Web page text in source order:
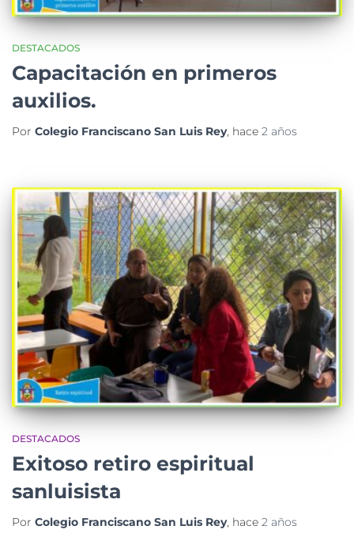
DESTACADOS
Capacitación en primeros
auxilios.
Por Colegio Franciscano San Luis Rey, hace 2 años
DESTACADOS
Exitoso retiro espiritual
sanluisista
Por Colegio Franciscano San Luis Rey, hace 2 años